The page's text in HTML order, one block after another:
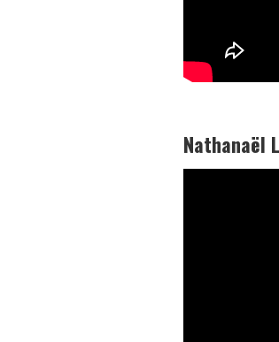
Nathanaël